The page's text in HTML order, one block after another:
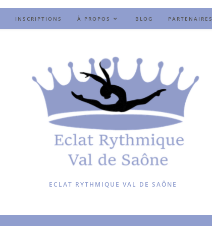
INSCRIPTIONS À PROPOS BLOG PARTENAIRES
ECLAT RYTHMIQUE VAL DE SAÔNE